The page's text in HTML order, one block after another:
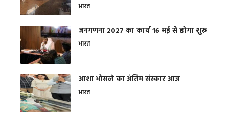
भारत
जनगणना 2027 का कार्य 16 मई से होगा शुरू
भारत
आशा भोसले का अंतिम संस्कार आज
भारत